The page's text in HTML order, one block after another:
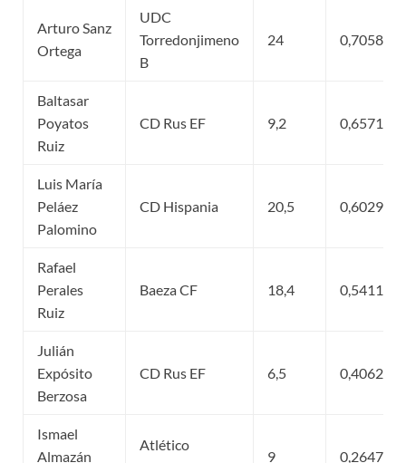
Arturo Sanz
Ortega
UDC
Torredonjimeno
B
24 0,705882
Baltasar
Poyatos
Ruiz
CD Rus EF 9,2 0,657143
Luis María
Peláez
Palomino
CD Hispania 20,5 0,602941
Rafael
Perales
Ruiz
Baeza CF 18,4 0,541176
Julián
Expósito
Berzosa
CD Rus EF 6,5 0,40625
Ismael
Almazán
Atlético
9 0,264706